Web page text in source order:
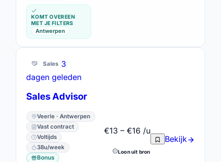
KOMT OVEREEN
MET JE FILTERS
Antwerpen
Sales 3
dagen geleden
Sales Advisor
Veerle · Antwerpen
Vast contract
Voltijds
38u/week
Bonus
€13 – €16 /u
Loon uit bron
Bekijk